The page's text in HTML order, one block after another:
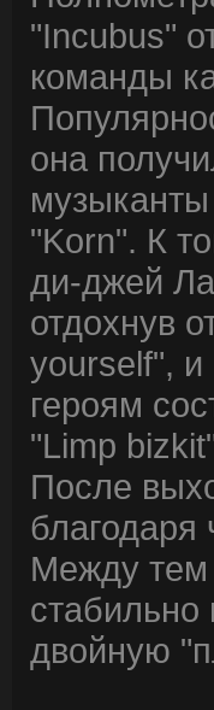
"Incubus"
команды
она
музыканты
"Korn". К
ди-джей
отдохнув
yourself", и
героям
"Limp
После
благодаря
Между тем
стабильно
двойную